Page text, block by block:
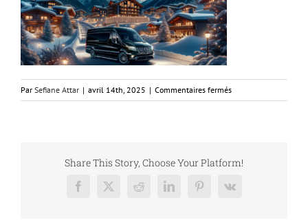
Par Sefiane Attar | avril 14th, 2025 | Commentaires ferméssur
Courchevel-
Share This Story, Choose Your Platform!
Facebook
X RedditLinkedInPinterest
Vk